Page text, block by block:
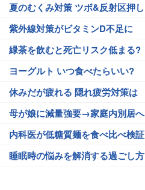
夏のむくみ対策 ツボ&反射区押し
紫外線対策がビタミンD不足に
緑茶を飲むと死亡リスク低まる?
ヨーグルト いつ食べたらいい?
休みだが疲れる 隠れ疲労対策は
母が娘に減量強要→家庭内別居へ
内科医が低糖質麺を食べ比べ検証
睡眠時の悩みを解消する過ごし方